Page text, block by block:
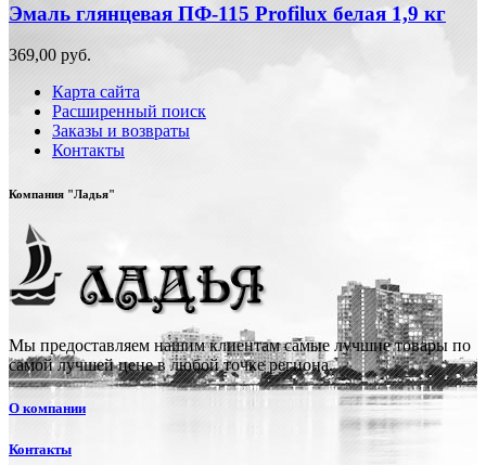
Эмаль глянцевая ПФ-115 Profilux белая 1,9 кг
369,00 руб.
Карта сайта
Расширенный поиск
Заказы и возвраты
Контакты
Компания "Ладья"
Мы предоставляем нашим клиентам самые лучшие товары по
самой лучшей цене в любой точке региона.
О компании
Контакты